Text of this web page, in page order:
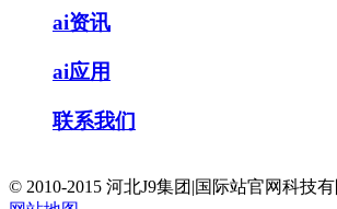
ai资讯
ai应用
联系我们
© 2010-2015 河北J9集团|国际站官网科技